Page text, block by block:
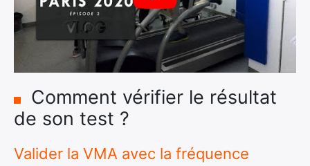
Comment vérifier le résultat
de son test ?
Valider la VMA avec la fréquence